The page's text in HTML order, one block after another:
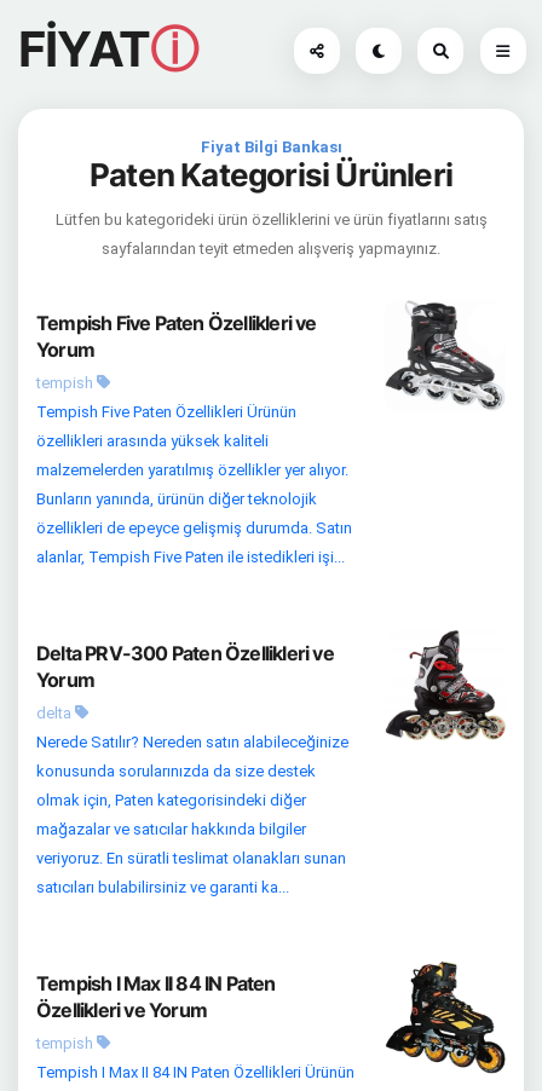
FİYATⓘ
Fiyat Bilgi Bankası
Paten Kategorisi Ürünleri
Lütfen bu kategorideki ürün özelliklerini ve ürün fiyatlarını satış
sayfalarından teyit etmeden alışveriş yapmayınız.
Tempish Five Paten Özellikleri ve
Yorum
tempish
Tempish Five Paten Özellikleri Ürünün
özellikleri arasında yüksek kaliteli
malzemelerden yaratılmış özellikler yer alıyor.
Bunların yanında, ürünün diğer teknolojik
özellikleri de epeyce gelişmiş durumda. Satın
alanlar, Tempish Five Paten ile istedikleri işi...
Delta PRV-300 Paten Özellikleri ve
Yorum
delta
Nerede Satılır? Nereden satın alabileceğinize
konusunda sorularınızda da size destek
olmak için, Paten kategorisindeki diğer
mağazalar ve satıcılar hakkında bilgiler
veriyoruz. En süratli teslimat olanakları sunan
satıcıları bulabilirsiniz ve garanti ka...
Tempish I Max II 84 IN Paten
Özellikleri ve Yorum
tempish
Tempish I Max II 84 IN Paten Özellikleri Ürünün